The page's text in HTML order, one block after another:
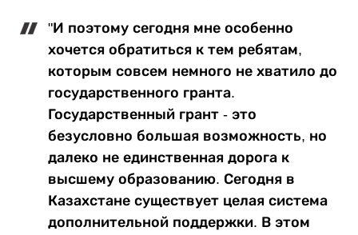
"И поэтому сегодня мне особенно
хочется обратиться к тем ребятам,
которым совсем немного не хватило до
государственного гранта.
Государственный грант - это
безусловно большая возможность, но
далеко не единственная дорога к
высшему образованию. Сегодня в
Казахстане существует целая система
дополнительной поддержки. В этом